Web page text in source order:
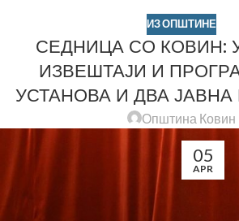
ИЗ ОПШТИНЕ
СЕДНИЦА СО КОВИН:
ИЗВЕШТАЈИ И
УСТАНОВА И ДВА
Општина Ковин
05
APR